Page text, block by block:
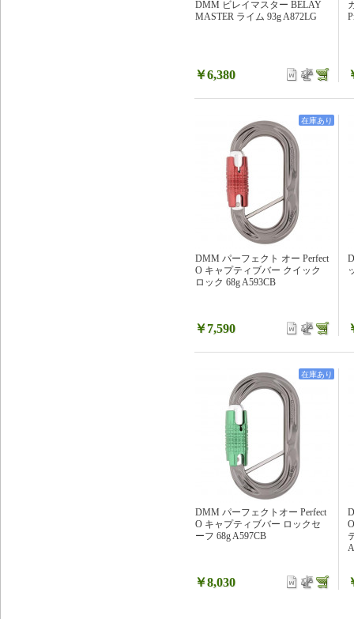
DMM ビレイマスター BELAY
MASTER ライム 93g A872LG
￥6,380
DMM パーフェクト オー Perfect
O キャプティブバー クイック
ロック 68g A593CB
￥7,590
在庫あり
DMM パーフェクトオー Perfect
O キャプティブバー ロックセ
ーフ 68g A597CB
￥8,030
在庫あり